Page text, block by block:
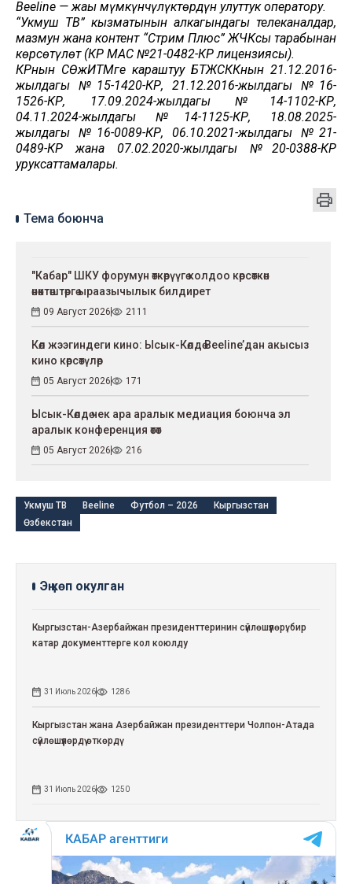
Beeline — жаңы мүмкүнчүлүктөрдүн улуттук оператору.
“Укмуш ТВ” кызматынын алкагындагы телеканалдар,
мазмун жана контент “Стрим Плюс” ЖЧКсы тарабынан
көрсөтүлөт (КР МАС №21-0482-КР лицензиясы).
КРнын СӨжИТМге караштуу БТЖСККнын 21.12.2016-
жылдагы №15-1420-КР, 21.12.2016-жылдагы №16-
1526-КР, 17.09.2024-жылдагы №14-1102-КР,
04.11.2024-жылдагы №14-1125-КР, 18.08.2025-
жылдагы №16-0089-КР, 06.10.2021-жылдагы №21-
0489-КР жана 07.02.2020-жылдагы №20-0388-КР
уруксаттамалары.
Тема боюнча
"Кабар" ШКУ форумун өткөрүүгө колдоо көрсөткөн
өнөктөштөргө ыраазычылык билдирет
09 Август 2026 2111
Көл жээгиндеги кино: Ысык-Көлдө Beeline’дан акысыз
кино көрсөтүлөр
05 Август 2026 171
Ысык-Көлдө чек ара аралык медиация боюнча эл
аралык конференция өтөт
05 Август 2026 216
Укмуш ТВ Beeline Футбол – 2026
Кыргызстан
Өзбекстан
Эң көп окулган
Кыргызстан-Азербайжан президенттеринин сүйлөшүүлөрү: бир
катар документтерге кол коюлду
31 Июль 2026 1286
Кыргызстан жана Азербайжан президенттери Чолпон-Атада
сүйлөшүүлөрдү өткөрдү
31 Июль 2026 1250